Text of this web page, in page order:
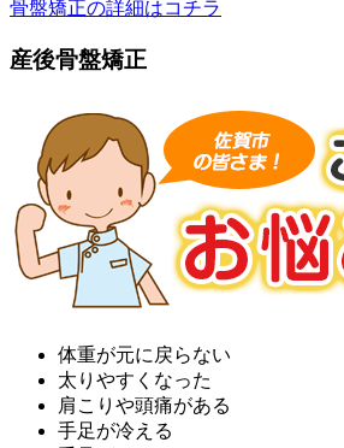
骨盤矯正の詳細はコチラ
産後骨盤矯正
体重が元に戻らない
太りやすくなった
肩こりや頭痛がある
手足が冷える